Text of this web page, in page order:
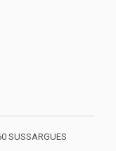
SUSSARGUES